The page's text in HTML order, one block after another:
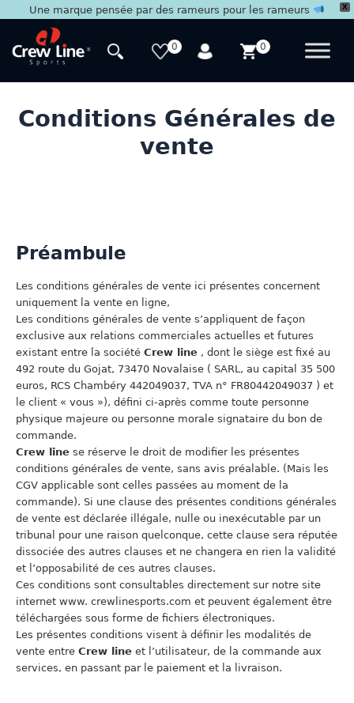
X
Une marque pensée par des rameurs pour les rameurs
contenu
0 0
Conditions Générales de
vente
Préambule
Les conditions générales de vente ici présentes concernent
uniquement la vente en ligne,
Les conditions générales de vente s’appliquent de façon
exclusive aux relations commerciales actuelles et futures
existant entre la société Crew line, dont le siège est fixé au
492 route du Gojat, 73470 Novalaise ( SARL, au capital 35 500
euros, RCS Chambéry 442049037, TVA n° FR80442049037 ) et
le client « vous »), défini ci-après comme toute personne
physique majeure ou personne morale signataire du bon de
commande.
Crew linese réserve le droit de modifier les présentes
conditions générales de vente, sans avis préalable. (Mais les
CGV applicable sont celles passées au moment de la
commande). Si une clause des présentes conditions générales
de vente est déclarée illégale, nulle ou inexécutable par un
tribunal pour une raison quelconque, cette clause sera réputée
dissociée des autres clauses et ne changera en rien la validité
et l’opposabilité de ces autres clauses.
Ces conditions sont consultables directement sur notre site
internet www. crewlinesports.com et peuvent également être
téléchargées sous forme de fichiers électroniques.
Les présentes conditions visent à définir les modalités de
vente entre Crew lineet l’utilisateur, de la commande aux
services, en passant par le paiement et la livraison.